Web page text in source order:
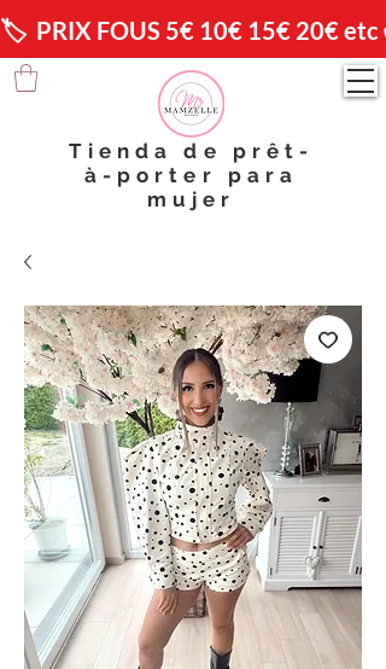
🏷️  PRIX FOUS 5€ 10€ 15€ 20€ etc
Tienda de prêt-
à-porter para
mujer